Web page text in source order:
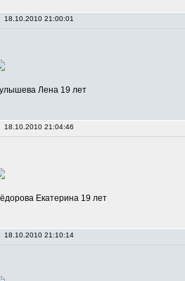
18.10.2010 21:00:01
Лена 19 лет
18.10.2010 21:04:46
Екатерина 19 лет
18.10.2010 21:10:14